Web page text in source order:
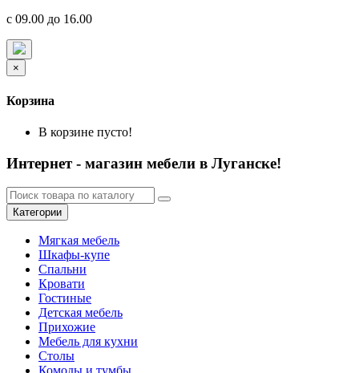
с 09.00 до 16.00
×
Корзина
В корзине пусто!
Интернет - магазин мебели в Луганске!
Категории
Мягкая мебель
Шкафы-купе
Спальни
Кровати
Гостиные
Детская мебель
Прихожие
Мебель для кухни
Столы